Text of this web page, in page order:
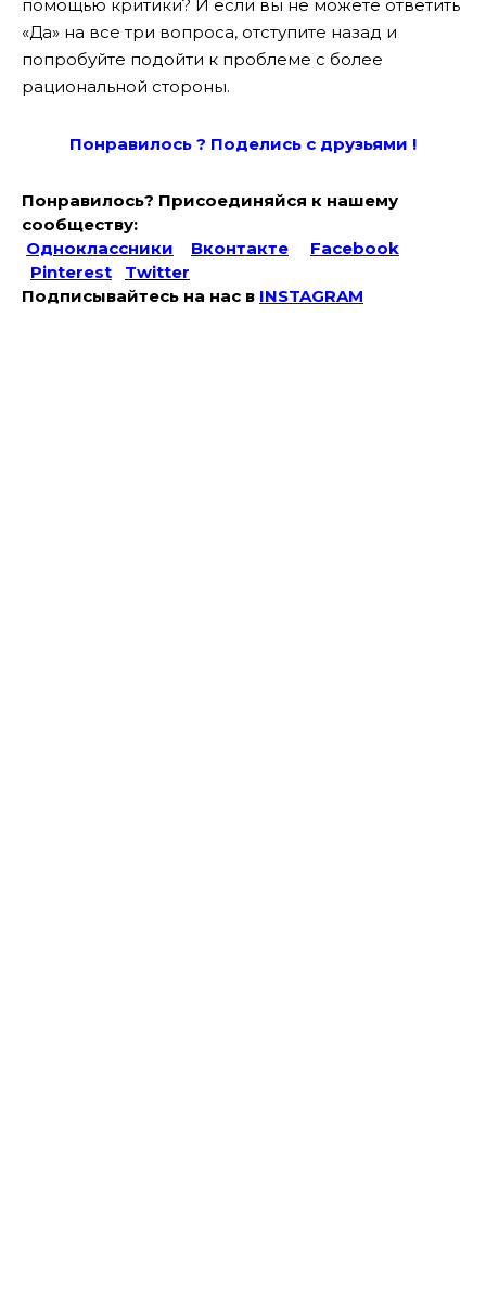
помощью критики? И если вы не можете ответить
«Да» на все три вопроса, отступите назад и
попробуйте подойти к проблеме с более
рациональной стороны.
Понравилось ? Поделись с друзьями !
Понравилось? Присоединяйся к нашему
сообществу:
Одноклассники
Вконтакте
Facebook
Pinterest
Twitter
Подписывайтесь на наc в INSTAGRAM